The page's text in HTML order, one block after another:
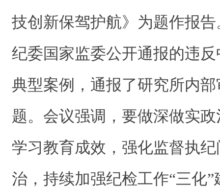
技创新保驾护航》为题作报
纪委国家监委公开通报的违
典型案例，通报了研究所内
题。会议强调，要做深做实
学习教育成效，强化监督执
治，持续加强纪检工作“三化